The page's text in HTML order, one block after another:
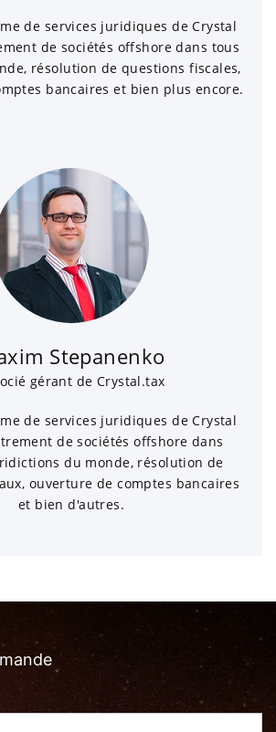
de services juridiques de Crystal
de sociétés offshore dans tous
résolution de questions fiscales,
bancaires et bien plus encore.
Stepanenko
gérant de Crystal.tax
de services juridiques de Crystal
de sociétés offshore dans
du monde, résolution de
ouverture de comptes bancaires
et bien d'autres.